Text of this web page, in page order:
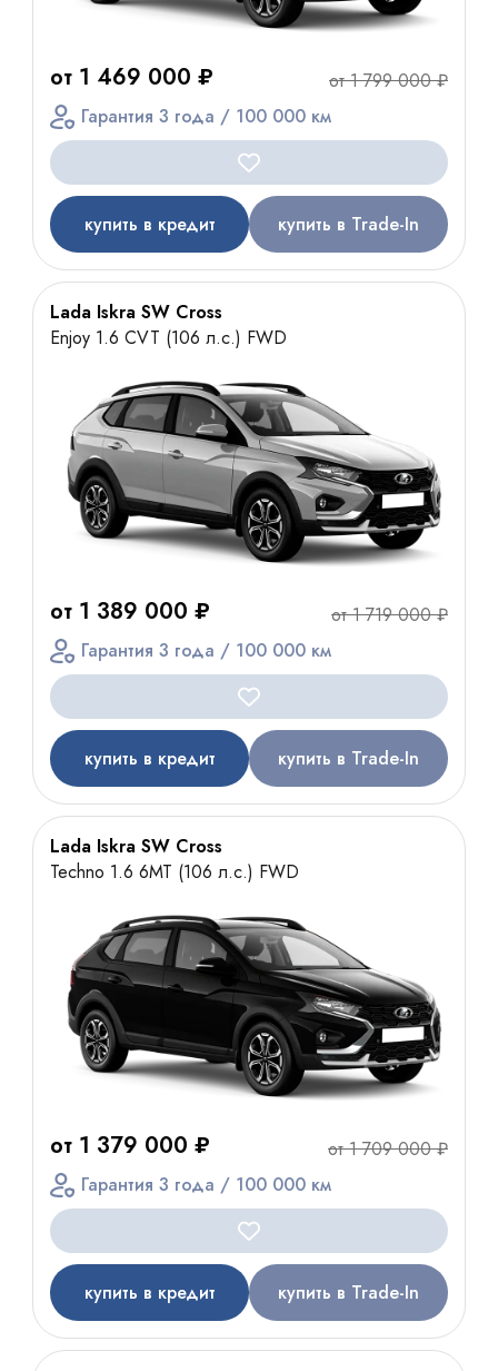
от 1 469 000 ₽
от 1 799 000 ₽
Гарантия 3 года / 100 000 км
купить в кредит купить в Trade-In
Lada Iskra SW Cross
Enjoy 1.6 CVT (106 л.с.) FWD
от 1 389 000 ₽
от 1 719 000 ₽
Гарантия 3 года / 100 000 км
купить в кредит купить в Trade-In
Lada Iskra SW Cross
Techno 1.6 6МТ (106 л.с.) FWD
от 1 379 000 ₽
от 1 709 000 ₽
Гарантия 3 года / 100 000 км
купить в кредит купить в Trade-In